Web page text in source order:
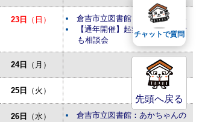
23日 （日）
倉吉市立図書館：おはなしかい
【通年開催】起業・経営なんで
も相談会
24日 （月）
25日 （火）
26日 （水）
倉吉市立図書館：あかちゃんの
先頭へ戻る
チャットで質問